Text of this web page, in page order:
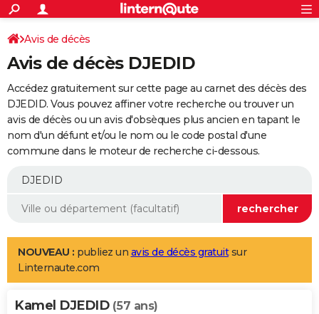
ACTUALITÉS
Politique
Société
Faits Divers
Education
Monde
Villes
+
SPORT
Coupe du monde 2026
Football
Tennis
Cyclisme
Rugby
Forum
Programme TV
TNT
Streaming
Cinéma
Sorties cinéma
Musique
+
FINANCE
Retraite
Epargne
Immobilier
Risques naturels par ville
Banque
Assurance
AUTO
Essais
Réserver un essai
Citadines
Berlines
SUV
Forum auto
+
Mobiles
Meilleur smartphone
Internet
Ordinateurs
Jeux vidéo
Guide high-tech
Aménagement intérieur
LIFESTYLE
Art de vivre
Bien-être
Loisirs
Mode
Modes de vie
Alimentation
Guide de la santé
Maladies
Médicaments
Sommeil
VOYAGE
Avis de décès
Avis de décès DJEDID
Accédez gratuitement sur cette page au carnet des décès des
DJEDID. Vous pouvez affiner votre recherche ou trouver un
avis de décès ou un avis d'obsèques plus ancien en tapant le
nom d'un défunt et/ou le nom ou le code postal d'une
commune dans le moteur de recherche ci-dessous.
NOUVEAU : publiez un avis de décès gratuitsur
Linternaute.com
Kamel DJEDID (57 ans)